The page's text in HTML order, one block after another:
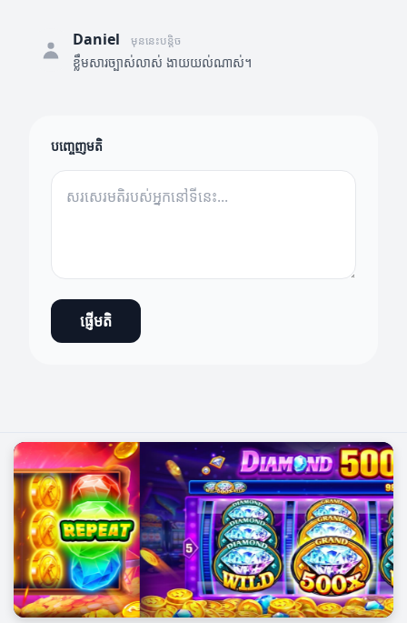
Daniel មុននេះបន្តិច
ខ្លឹមសារច្បាស់លាស់ ងាយយល់ណាស់។
បញ្ចេញមតិ
ផ្ញើមតិ